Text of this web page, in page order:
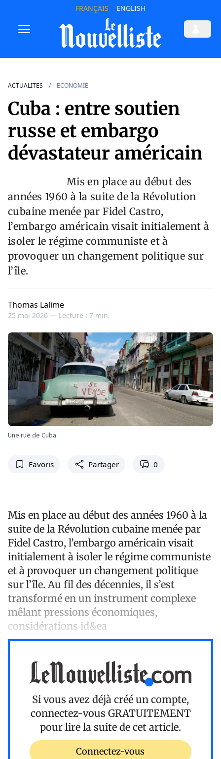
FRANÇAIS ENGLISH
ACTUALITES ECONOMIE
Cuba : entre soutien
russe et embargo
dévastateur américain
Mis en place au début des
années 1960 à la suite de la Révolution
cubaine menée par Fidel Castro,
l’embargo américain visait initialement à
isoler le régime communiste et à
provoquer un changement politique sur
l’île.
Thomas Lalime
25 mai 2026 — Lecture : 7 min.
Une rue de Cuba
Favoris Partager 0
Mis en place au début des années 1960 à la
suite de la Révolution cubaine menée par
Fidel Castro, l’embargo américain visait
initialement à isoler le régime communiste
et à provoquer un changement politique
sur l’île. Au fil des décennies, il s’est
transformé en un instrument complexe
mêlant pressions économiques,
considérations id&ea
Si vous avez déjà créé un compte,
connectez-vous GRATUITEMENT
pour lire la suite de cet article.
Connectez-vous